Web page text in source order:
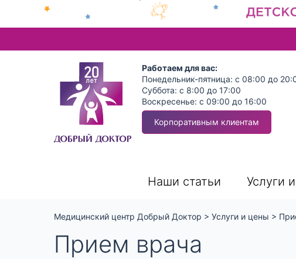
Работаем для вас:
Понедельник-пятница: с 08:00 до
Суббота: с 8:00 до 17:00
Воскресенье: с 09:00 до 16:00
Корпоративным клиентам
Наши статьи Услуги
Медицинский центр Добрый Доктор > Услуги и цены >
Прием врача